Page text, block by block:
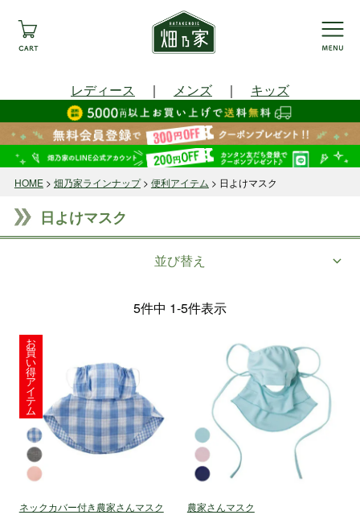
レディース ｜ メンズ ｜ キッズ
HOME 畑乃家ラインナップ 便利アイテム 日よけマスク
日よけマスク
並び替え
5件中 1-5件表示
お
買
い
得
ア
イ
テ
ム
ネックカバー付き農家さんマスク 農家さんマスク